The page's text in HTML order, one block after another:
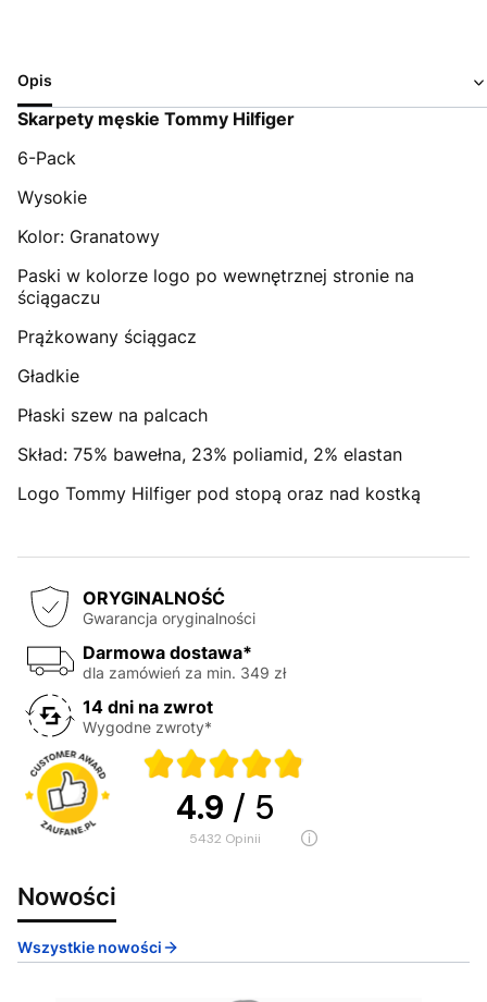
Opis
Skarpety męskie Tommy Hilfiger
6-Pack
Wysokie
Kolor: Granatowy
Paski w kolorze logo po wewnętrznej stronie na
ściągaczu
Prążkowany ściągacz
Gładkie
Płaski szew na palcach
Skład: 75% bawełna, 23% poliamid, 2% elastan
Logo Tommy Hilfiger pod stopą oraz nad kostką
ORYGINALNOŚĆ
Gwarancja oryginalności
Darmowa dostawa*
dla zamówień za min. 349 zł
14 dni na zwrot
Wygodne zwroty*
4.9 / 5
5432 opinii
Nowości
Wszystkie nowości